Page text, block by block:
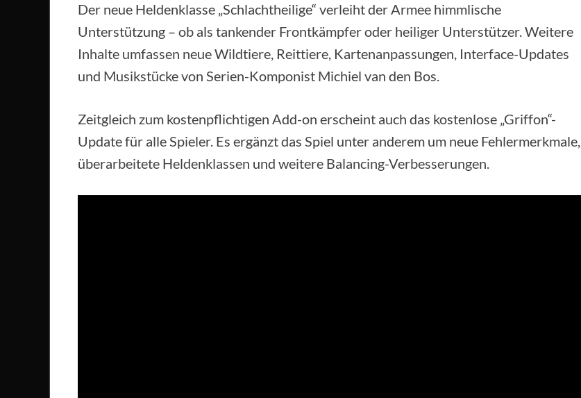
Der neue Heldenklasse „Schlachtheilige“ verleiht der Armee himmlische
Unterstützung – ob als tankender Frontkämpfer oder heiliger Unterstützer. Weitere
Inhalte umfassen neue Wildtiere, Reittiere, Kartenanpassungen, Interface-Updates
und Musikstücke von Serien-Komponist Michiel van den Bos.
Zeitgleich zum kostenpflichtigen Add-on erscheint auch das kostenlose „Griffon“-
Update für alle Spieler. Es ergänzt das Spiel unter anderem um neue Fehlermerkmale,
überarbeitete Heldenklassen und weitere Balancing-Verbesserungen.